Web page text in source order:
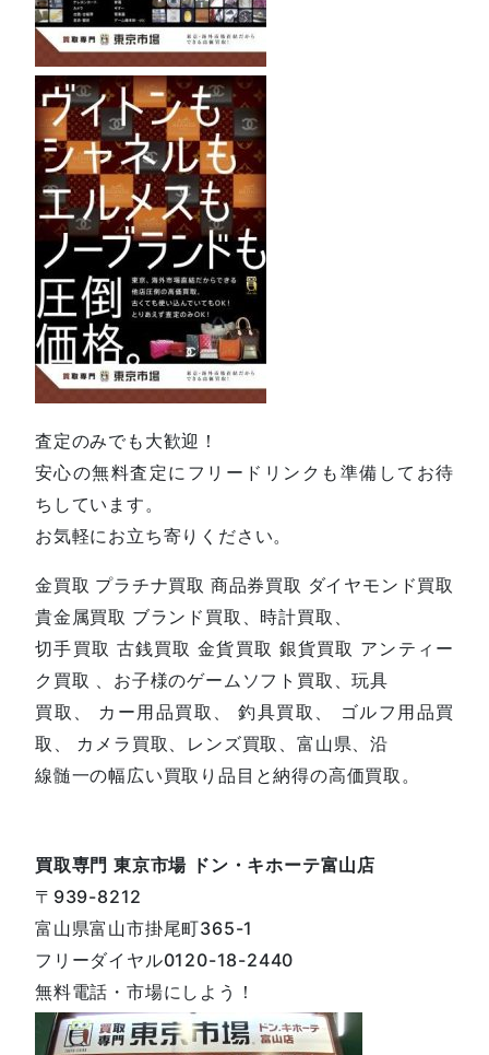
査定のみでも大歓迎！
安心の無料査定にフリードリンクも準備してお待
ちしています。
お気軽にお立ち寄りください。
金買取 プラチナ買取 商品券買取 ダイヤモンド買取
貴金属買取 ブランド買取、時計買取、
切手買取 古銭買取 金貨買取 銀貨買取 アンティー
ク買取 、お子様のゲームソフト買取、玩具
買取、 カー用品買取、 釣具買取、 ゴルフ用品買
取、 カメラ買取、レンズ買取、富山県、沿
線髄一の幅広い買取り品目と納得の高価買取。
買取専門 東京市場 ドン・キホーテ富山店
〒939-8212
富山県富山市掛尾町365-1
フリーダイヤル0120-18-2440
無料電話・市場にしよう！